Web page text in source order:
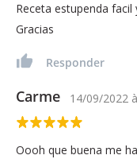
Receta estupenda facil
Gracias
Responder
Carme 14/09/2022 à
Oooh que buena me